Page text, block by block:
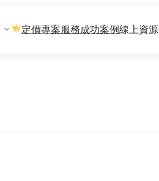
定價專案服務成功案例線上資源